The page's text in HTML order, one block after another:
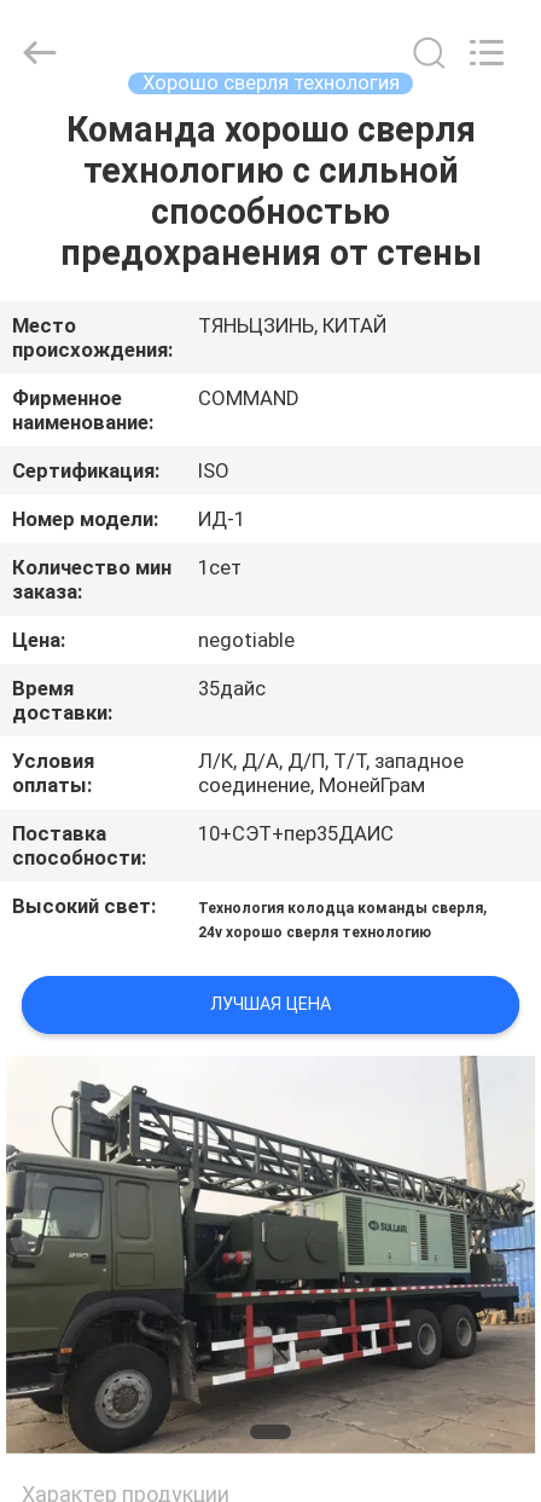
ДОМ
ПРОДУКТЫ
НАС
ПУТЕШЕСТВИЕ
ФАБРИКИ
ПРОВЕРКА
КАЧЕСТВА
СВЯЖИТЕСЬ
МЫ
СПРОСИТЕ
ЦИТАТУ
КАРТА
САЙТА
PRIVACY
POLICY
Rights
Хорошо сверля технология
Команда хорошо сверля
технологию с сильной
способностью
предохранения от стены
Место
происхождения:
ТЯНЬЦЗИНЬ, КИТАЙ
Фирменное
наименование:
COMMAND
Сертификация:
ISO
Номер модели:
ИД-1
Количество мин
заказа:
1сет
Цена:
negotiable
Время
доставки:
35дайс
Условия
оплаты:
Л/К, Д/А, Д/П, Т/Т, западное
соединение, МонейГрам
Поставка
способности:
10+СЭТ+пер35ДАИС
Высокий свет: Технология колодца команды сверля,
24v хорошо сверля технологию
ЛУЧШАЯ ЦЕНА
Характер продукции